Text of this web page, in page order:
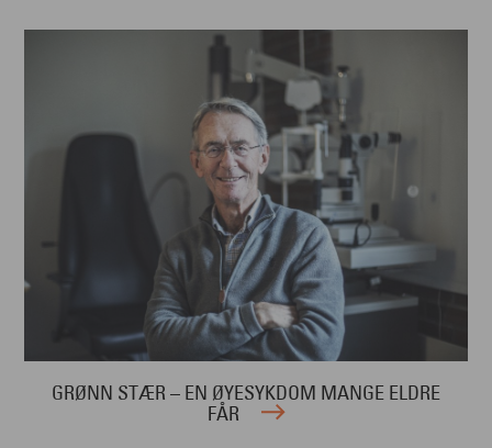
GRØNN STÆR – EN ØYESYKDOM MANGE ELDRE
FÅR